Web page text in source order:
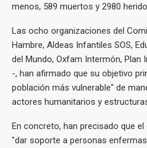
menos, 589 muertos y 2980
Las ocho organizaciones del
Hambre, Aldeas Infantiles SOS,
del Mundo, Oxfam Intermón, Plan
-, han afirmado que su objetivo
población más vulnerable" de
actores humanitarios y
En concreto, han precisado que
"dar soporte a personas